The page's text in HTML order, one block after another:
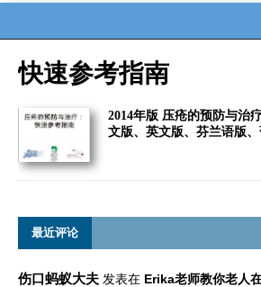
快速参考指南
2014年版 压疮的预防与治
文版、英文版、芬兰语版
最近评论
伤口蚂蚁大夫 发表在 Erika老师教你老人在床上如何